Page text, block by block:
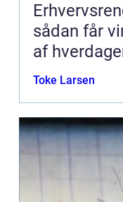
sådan får
af
Toke Larsen